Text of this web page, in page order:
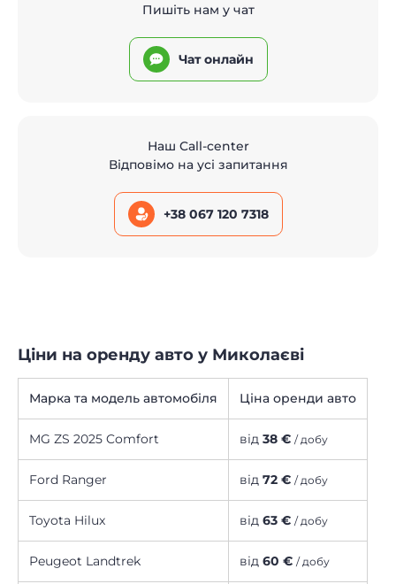
Пишіть нам у чат
Чат онлайн
Наш Call-center
Відповімо на усі запитання
+38 067 120 7318
Ціни на оренду авто у Миколаєві
Марка та модель автомобіля Ціна оренди авто
MG ZS 2025 Comfort від 38 € / добу
Ford Ranger від 72 € / добу
Toyota Hilux від 63 € / добу
Peugeot Landtrek від 60 € / добу